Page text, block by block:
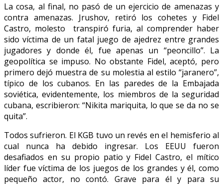
La cosa, al final, no pasó de un ejercicio de amenazas y
contra amenazas. Jrushov, retiró los cohetes y Fidel
Castro, molesto transpiró furia, al comprender haber
sido víctima de un fatal juego de ajedrez entre grandes
jugadores y donde él, fue apenas un “peoncillo”. La
geopolítica se impuso. No obstante Fidel, aceptó, pero
primero dejó muestra de su molestia al estilo “jaranero”,
típico de los cubanos. En las paredes de la Embajada
soviética, evidentemente, los miembros de la seguridad
cubana, escribieron: “Nikita mariquita, lo que se da no se
quita”.
Todos sufrieron. El KGB tuvo un revés en el hemisferio al
cual nunca ha debido ingresar. Los EEUU fueron
desafiados en su propio patio y Fidel Castro, el mítico
líder fue víctima de los juegos de los grandes y él, como
pequeño actor, no contó. Grave para él y para su